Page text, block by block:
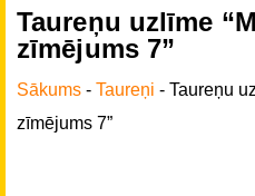
Taureņu uzlīme
zīmējums 7”
Sākums - Taureņi - Taureņu
zīmējums 7”